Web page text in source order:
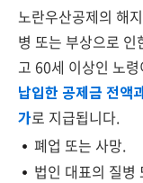
노란우산공제의 해
병 또는 부상으로
고 60세 이상인 노
납입한 공제금 전액
가로 지급됩니다.
폐업 또는 사망.
법인 대표의 질병